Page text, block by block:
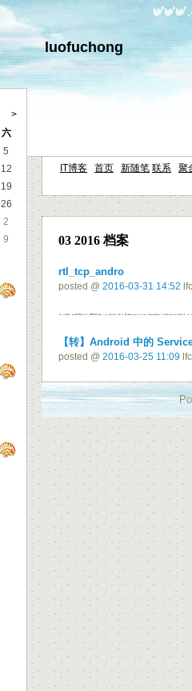
luofuchong
IT博客 首页 新随笔 联系 聚
03 2016 档案
rtl_tcp_andro
posted @ 2016-03-31 14:52
【转】Android 中的
posted @ 2016-03-25 11:09
>
六
5
12
19
26
2
9